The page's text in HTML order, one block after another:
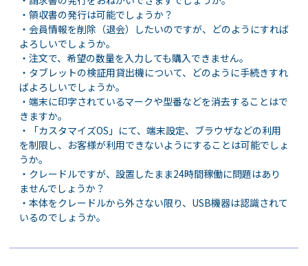
・領収書の発行は可能でしょうか？
・会員情報を削除（退会）したいのですが、どのようにすれば
よろしいでしょうか。
・注文で、希望の数量を入力しても購入できません。
・タブレットの検証用貸出機について、どのように手続きすれ
ばよろしいでしょうか。
・端末に印字されているマークや型番などを消去することはで
きますか。
・「カスタマイズOS」にて、端末設定、ブラウザなどの利用
を制限し、お客様が利用できないようにすることは可能でしょ
うか。
・クレードルですが、設置したまま24時間稼働に問題はあり
ませんでしょうか？
・本体をクレードルから外さない限り、USB機器は認識されて
いるのでしょうか。